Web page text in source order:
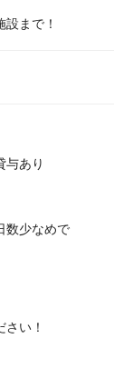
まで！
あり
少なめで
い！